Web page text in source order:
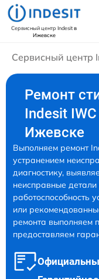
Сервисный центр Indesitв
Ижевске
Сервисный центр
Ремонт
Indesit
Ижевске
Выполняем ремонт
устранением
диагностику,
неисправные
работоспособность
или
ремонта выполняем
предоставляем